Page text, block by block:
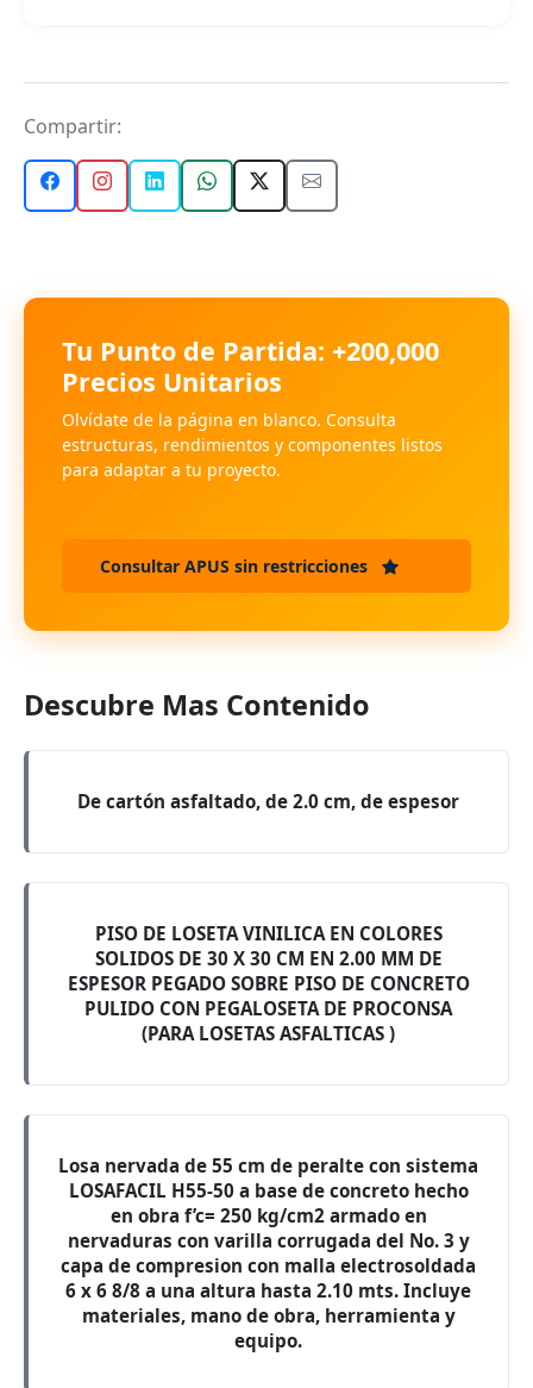
Compartir:
Tu Punto de Partida: +200,000
Precios Unitarios
Olvídate de la página en blanco. Consulta
estructuras, rendimientos y componentes listos
para adaptar a tu proyecto.
Consultar APUS sin restricciones
Descubre Mas Contenido
De cartón asfaltado, de 2.0 cm, de espesor
PISO DE LOSETA VINILICA EN COLORES
SOLIDOS DE 30 X 30 CM EN 2.00 MM DE
ESPESOR PEGADO SOBRE PISO DE CONCRETO
PULIDO CON PEGALOSETA DE PROCONSA
(PARA LOSETAS ASFALTICAS )
Losa nervada de 55 cm de peralte con sistema
LOSAFACIL H55-50 a base de concreto hecho
en obra f’c= 250 kg/cm2 armado en
nervaduras con varilla corrugada del No. 3 y
capa de compresion con malla electrosoldada
6 x 6 8/8 a una altura hasta 2.10 mts. Incluye
materiales, mano de obra, herramienta y
equipo.